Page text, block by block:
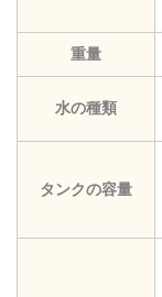
重量
水の種類
タンクの容量